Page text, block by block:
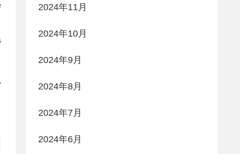
2024年11月
2024年10月
2024年9月
2024年8月
2024年7月
2024年6月